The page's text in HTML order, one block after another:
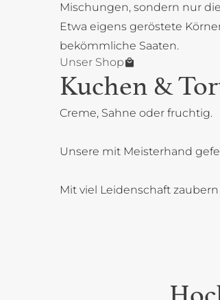
Mischungen, sondern nur
Etwa eigens geröstete
bekömmliche Saaten.
Unser Shop
Kuchen &
Creme, Sahne oder fruchtig.
Unsere mit Meisterhand
Mit viel Leidenschaft